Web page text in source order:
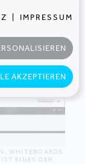
WHITEBOARDS
EINES DER
IMPRESSUM
AKZEPTIEREN